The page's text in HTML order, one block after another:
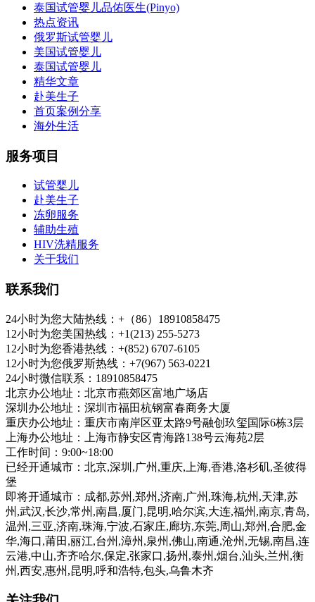
泰国试管婴儿品佑医生(Pinyo)
热点资讯
俄罗斯试管婴儿
美国试管婴儿
泰国试管婴儿
精华文章
赴美生子
首页案例分享
海外生活
服务项目
试管婴儿
赴美生子
冻卵服务
辅助生殖
HIV洗精服务
关于我们
联系我们
24小时为您大陆热线：+（86）18910858475
12小时为您美国热线：+1(213) 255-5273
12小时为您香港热线：+(852) 6707-6105
12小时为您俄罗斯热线：+7(967) 563-0221
24小时微信联系：18910858475
北京办公地址：北京市燕郊区富地广场店
深圳办公地址：深圳市福田杭钢富春商务大厦
重庆办公地址：重庆市南岸区亚太路9号融创玖玺国际6栋3层
上海办公地址：上海市静安区青海路138号云海苑2层
工作时间：9:00~18:00
已经开通城市：北京,深圳,广州,重庆,上海,香港,洛杉矶,圣彼得
堡
即将开通城市：成都,苏州,郑州,济南,广州,珠海,杭州,天津,苏
州,武汉,长沙,常州,南昌,厦门,昆明,哈尔滨,大连,福州,南京,青岛,
温州,三亚,济南,珠海,宁波,石家庄,廊坊,东莞,周山,郑州,合肥,金
华,海口,莆田,丽江,台州,漳州,泉州,佛山,南通,沧州,无锡,南昌,连
云港,中山,齐齐哈尔,保定,张家口,扬州,泰州,烟台,汕头,兰州,衡
州,西安,惠州,昆明,呼和浩特,包头,乌鲁木齐